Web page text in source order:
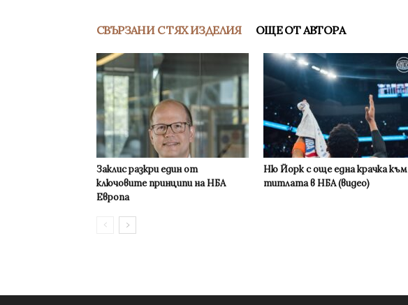
СВЪРЗАНИ С ТЯХ ИЗДЕЛИЯ ОЩЕ ОТ АВТОРА
Заклис разкри един от
ключовите принципи на НБА
Европа
Ню Йорк с още една крачка към
титлата в НБА (видео)